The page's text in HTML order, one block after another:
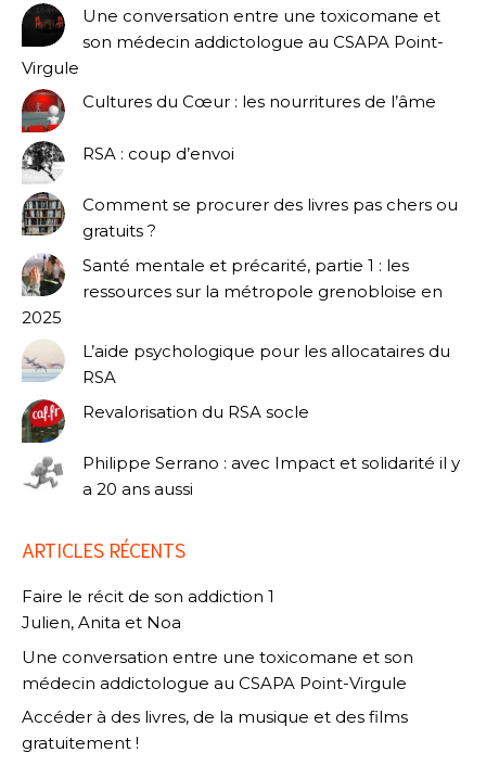
Une conversation entre une toxicomane et
son médecin addictologue au CSAPA Point-
Virgule
Cultures du Cœur : les nourritures de l’âme
RSA : coup d’envoi
Comment se procurer des livres pas chers ou
gratuits ?
Santé mentale et précarité, partie 1 : les
ressources sur la métropole grenobloise en
2025
L’aide psychologique pour les allocataires du
RSA
Revalorisation du RSA socle
Philippe Serrano : avec Impact et solidarité il y
a 20 ans aussi
ARTICLES RÉCENTS
Faire le récit de son addiction 1
Julien, Anita et Noa
Une conversation entre une toxicomane et son
médecin addictologue au CSAPA Point-Virgule
Accéder à des livres, de la musique et des films
gratuitement !